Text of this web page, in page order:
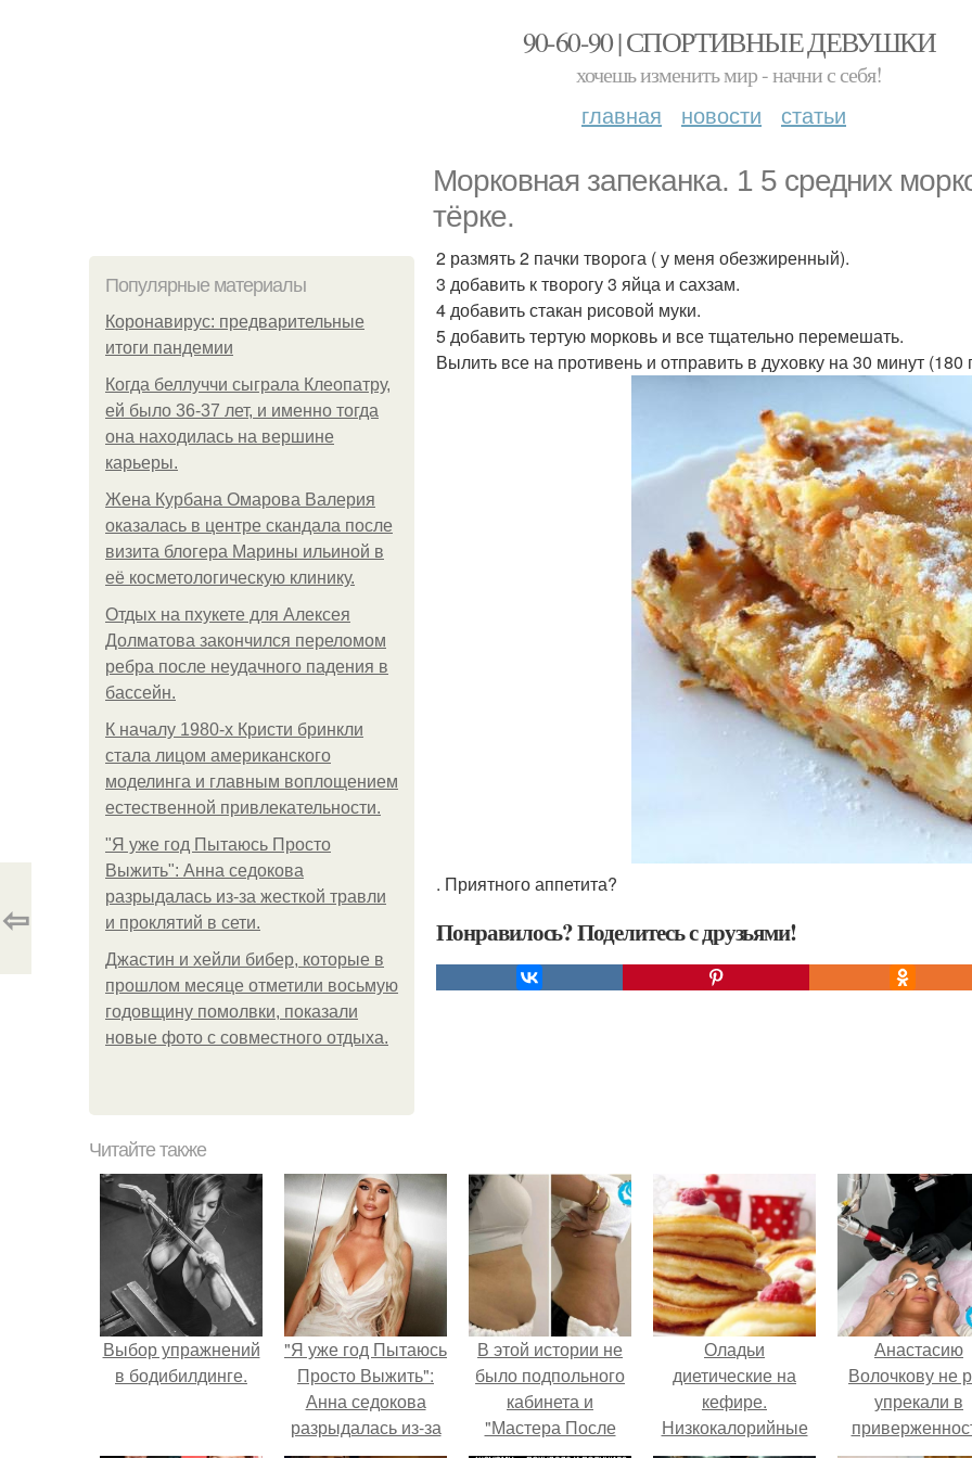
90-60-90 | СПОРТИВНЫЕ ДЕВУШКИ
хочешь изменить мир - начни с себя!
главная новости статьи
Морковная запеканка. 1 5 средних
тёрке.
Популярные материалы
Коронавирус: предварительные
итоги пандемии
Когда беллуччи сыграла Клеопатру,
ей было 36-37 лет, и именно тогда
она находилась на вершине
карьеры.
Жена Курбана Омарова Валерия
оказалась в центре скандала после
визита блогера Марины ильиной в
её косметологическую клинику.
Отдых на пхукете для Алексея
Долматова закончился переломом
ребра после неудачного падения в
бассейн.
К началу 1980-х Кристи бринкли
стала лицом американского
моделинга и главным воплощением
естественной привлекательности.
"Я уже год Пытаюсь Просто
Выжить": Анна седокова
разрыдалась из-за жесткой травли
и проклятий в сети.
Джастин и хейли бибер, которые в
прошлом месяце отметили восьмую
годовщину помолвки, показали
новые фото с совместного отдыха.
2 размять 2 пачки творога ( у меня обезжиренный).
3 добавить к творогу 3 яйца и сахзам.
4 добавить стакан рисовой муки.
5 добавить тертую морковь и все тщательно перемешать.
Вылить все на противень и отправить в духовку на 30 минут (180
. Приятного аппетита?
Понравилось? Поделитесь с друзьями!
⇦
Читайте также
Выбор упражнений
в бодибилдинге.
"Я уже год Пытаюсь
Просто Выжить":
Анна седокова
разрыдалась из-за
В этой истории не
было подпольного
кабинета и
"Мастера После
Оладьи
диетические на
кефире.
Низкокалорийные
Анастасию
Волочкову не
упрекали в